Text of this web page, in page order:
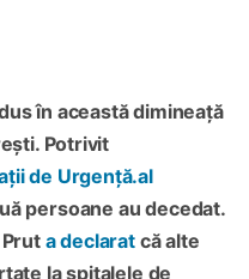
în această dimineață
Potrivit
de Urgență.al
persoane au decedat.
a declaratcă alte
la spitalele de